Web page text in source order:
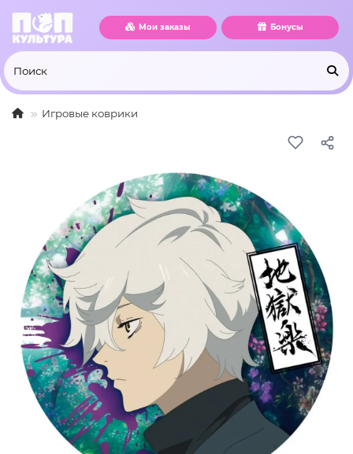
Мои заказы Бонусы
Игровые коврики